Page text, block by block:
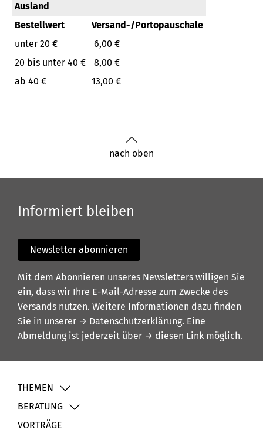
Ausland
Bestellwert
Versand-/Portopauschale
unter 20 €
6,00 €
20 bis unter 40 €
8,00 €
ab 40 €
13,00 €
nach oben
Informiert bleiben
Newsletter abonnieren
Mit dem Abonnieren unseres Newsletters willigen Sie
ein, dass wir Ihre E-Mail-Adresse zum Zwecke des
Versands nutzen. Weitere Informationen dazu finden
Sie in unserer → Datenschutzerklärung. Eine
Abmeldung ist jederzeit über → diesen Link möglich.
THEMEN
BERATUNG
VORTRÄGE